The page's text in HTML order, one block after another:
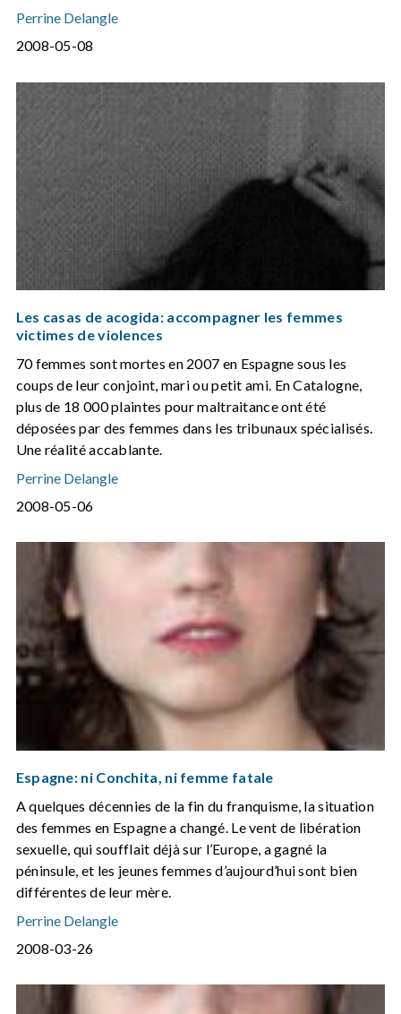
Perrine Delangle
2008-05-08
Les casas de acogida: accompagner les femmes
victimes de violences
70 femmes sont mortes en 2007 en Espagne sous les
coups de leur conjoint, mari ou petit ami. En Catalogne,
plus de 18 000 plaintes pour maltraitance ont été
déposées par des femmes dans les tribunaux spécialisés.
Une réalité accablante.
Perrine Delangle
2008-05-06
Espagne: ni Conchita, ni femme fatale
A quelques décennies de la fin du franquisme, la situation
des femmes en Espagne a changé. Le vent de libération
sexuelle, qui soufflait déjà sur l’Europe, a gagné la
péninsule, et les jeunes femmes d’aujourd’hui sont bien
différentes de leur mère.
Perrine Delangle
2008-03-26